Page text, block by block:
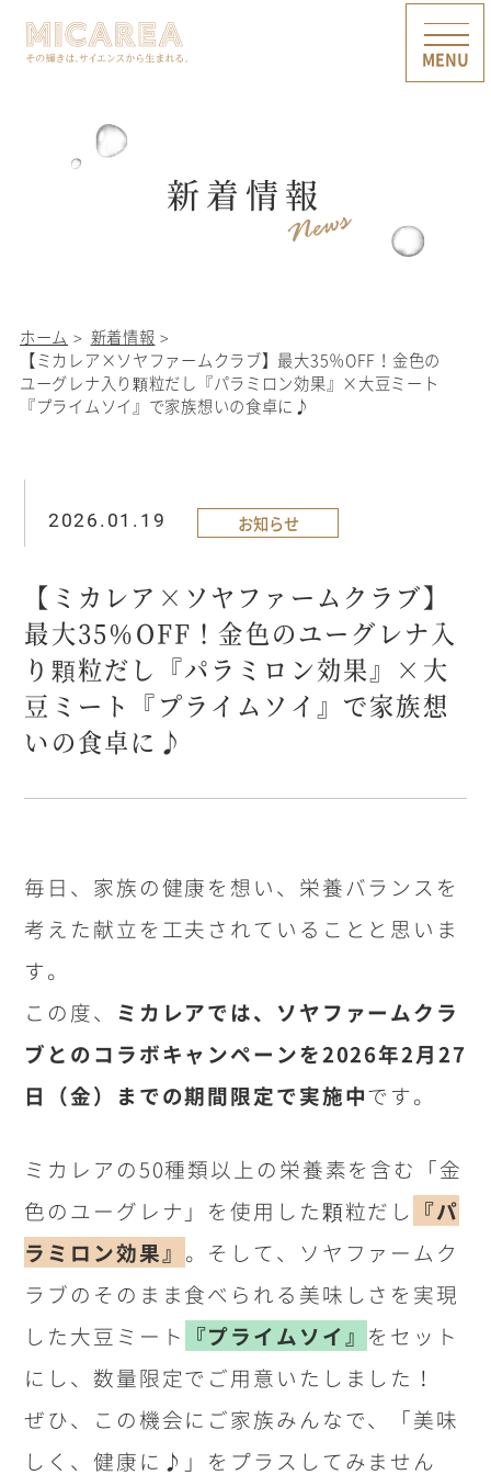
新着情報
ホーム
新着情報
【ミカレア×ソヤファームクラブ】最大35％OFF！金色の
ユーグレナ入り顆粒だし『パラミロン効果』×大豆ミート
『プライムソイ』で家族想いの食卓に♪
2026.01.19 お知らせ
【ミカレア×ソヤファームクラブ】
最大35％OFF！金色のユーグレナ入
り顆粒だし『パラミロン効果』×大
豆ミート『プライムソイ』で家族想
いの食卓に♪
毎日、家族の健康を想い、栄養バランスを
考えた献立を工夫されていることと思いま
す。
この度、 ミカレアでは、ソヤファームクラ
ブとのコラボキャンペーンを2026年2月27
日（金）までの期間限定で実施中です。
ミカレアの50種類以上の栄養素を含む「金
色のユーグレナ」を使用した顆粒だし 『パ
ラミロン効果』 。そして、ソヤファームク
ラブのそのまま食べられる美味しさを実現
した大豆ミート 『プライムソイ』 をセット
にし、数量限定でご用意いたしました！
ぜひ、この機会にご家族みんなで、「美味
しく、健康に♪」をプラスしてみません